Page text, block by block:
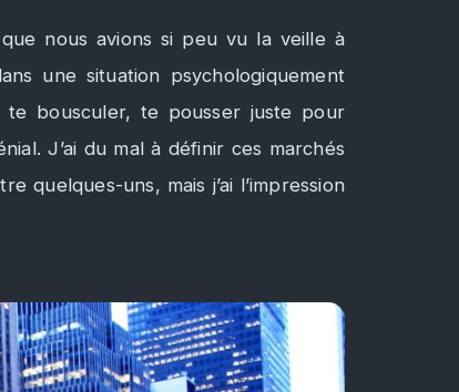
nous avions si peu vu la veille à
une situation psychologiquement
bousculer, te pousser juste pour
J’ai du mal à définir ces marchés
quelques-uns, mais j’ai l’impression